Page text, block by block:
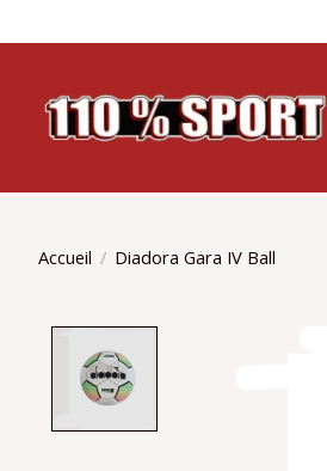
Accueil / Diadora Gara IV Ball